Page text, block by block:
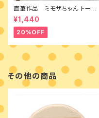
直筆作品 ミモザちゃん トール
ペイントとカントリードールのミ
ニボード
¥1,440
20%OFF
その他の商品